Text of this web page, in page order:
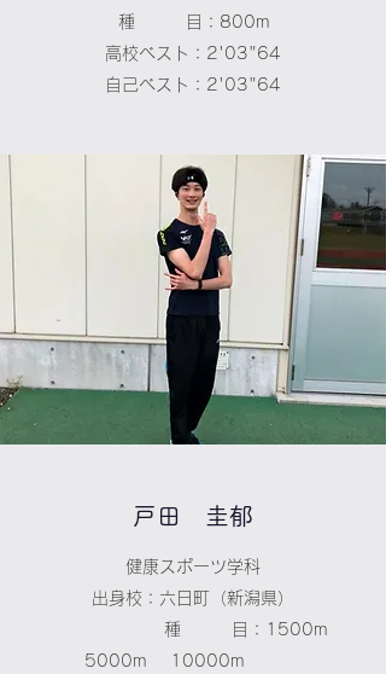
種 目：800m
高校ベスト：2'03"64
自己ベスト：2'03"64
​​戸田 圭郁
健康スポーツ学科
出身校：六日町（新潟県）
種 目：1500m
5000m 10000m